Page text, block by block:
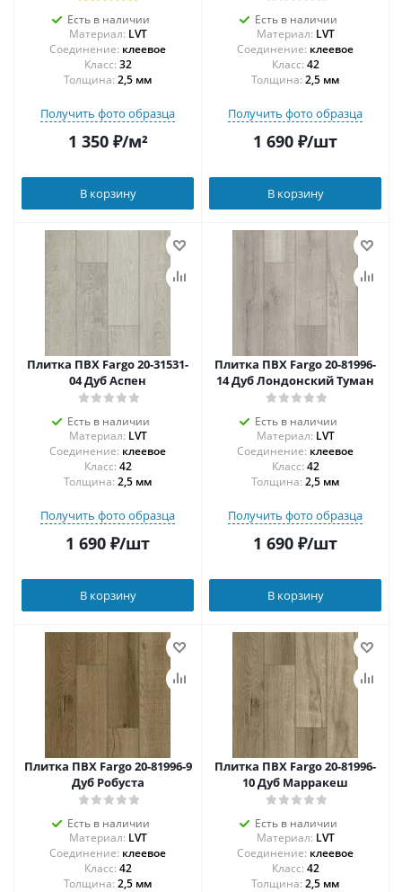
Есть в наличии
Материал: LVT
Соединение: клеевое
32
Толщина: 2,5 мм
Получить фото образца
1 350₽/м²
В корзину
Есть в наличии
Материал: LVT
Соединение: клеевое
42
Толщина: 2,5 мм
Получить фото образца
1 690 ₽/шт
В корзину
Плитка ПВХ Fargo 20-31531-
04 Дуб Аспен
Есть в наличии
Материал: LVT
Соединение: клеевое
42
Толщина: 2,5 мм
Получить фото образца
1 690 ₽/шт
В корзину
Плитка ПВХ Fargo 20-81996-
14 Дуб Лондонский Туман
Есть в наличии
Материал: LVT
Соединение: клеевое
42
Толщина: 2,5 мм
Получить фото образца
1 690 ₽/шт
В корзину
Плитка ПВХ Fargo 20-81996-9
Дуб Робуста
Есть в наличии
Материал: LVT
Соединение: клеевое
42
Толщина: 2,5 мм
Плитка ПВХ Fargo 20-81996-
10 Дуб Марракеш
Есть в наличии
Материал: LVT
Соединение: клеевое
42
Толщина: 2,5 мм